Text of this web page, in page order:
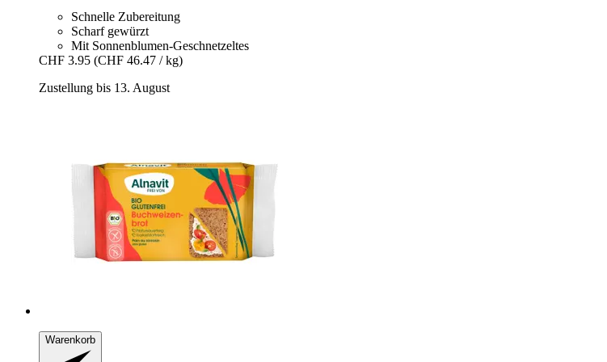
Schnelle Zubereitung
Scharf gewürzt
Mit Sonnenblumen-Geschnetzeltes
CHF 3.95 (CHF 46.47 / kg)
Zustellung bis 13. August
Warenkorb